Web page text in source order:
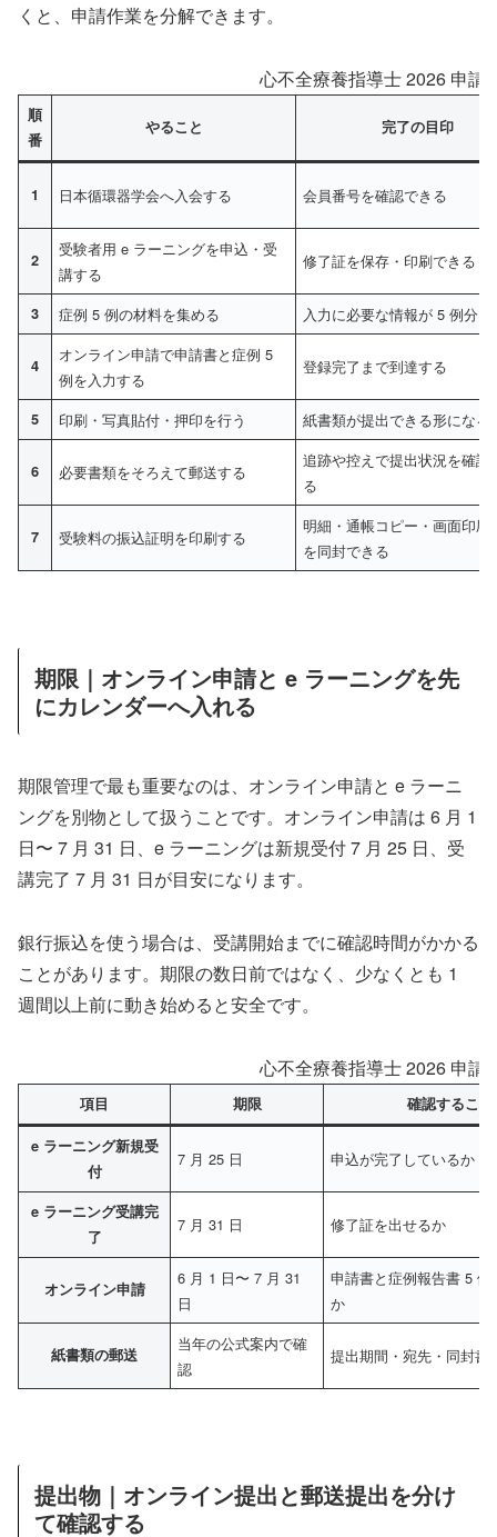
くと、申請作業を分解できます。
心不全療養指導士 2026 申請
順
番
やること 完了の目印
1 日本循環器学会へ入会する 会員番号を確認できる
2
受験者用 e ラーニングを申込・受
講する
修了証を保存・印刷できる
3 症例 5 例の材料を集める 入力に必要な情報が 5 例分
4
オンライン申請で申請書と症例 5
例を入力する
登録完了まで到達する
5 印刷・写真貼付・押印を行う 紙書類が提出できる形になる
6 必要書類をそろえて郵送する
追跡や控えで提出状況を確認
る
7 受験料の振込証明を印刷する
明細・通帳コピー・画面印刷
を同封できる
期限｜オンライン申請と e ラーニングを先
にカレンダーへ入れる
期限管理で最も重要なのは、オンライン申請と e ラーニ
ングを別物として扱うことです。オンライン申請は 6 月 1
日〜 7 月 31 日、e ラーニングは新規受付 7 月 25 日、受
講完了 7 月 31 日が目安になります。
銀行振込を使う場合は、受講開始までに確認時間がかかる
ことがあります。期限の数日前ではなく、少なくとも 1
週間以上前に動き始めると安全です。
心不全療養指導士 2026 申請
項目 期限 確認すること
e ラーニング新規受
付
7 月 25 日 申込が完了しているか
e ラーニング受講完
了
7 月 31 日 修了証を出せるか
オンライン申請
6 月 1 日〜 7 月 31
日
申請書と症例報告書 5 例
か
紙書類の郵送
当年の公式案内で確
認
提出期間・宛先・同封書
提出物｜オンライン提出と郵送提出を分け
て確認する